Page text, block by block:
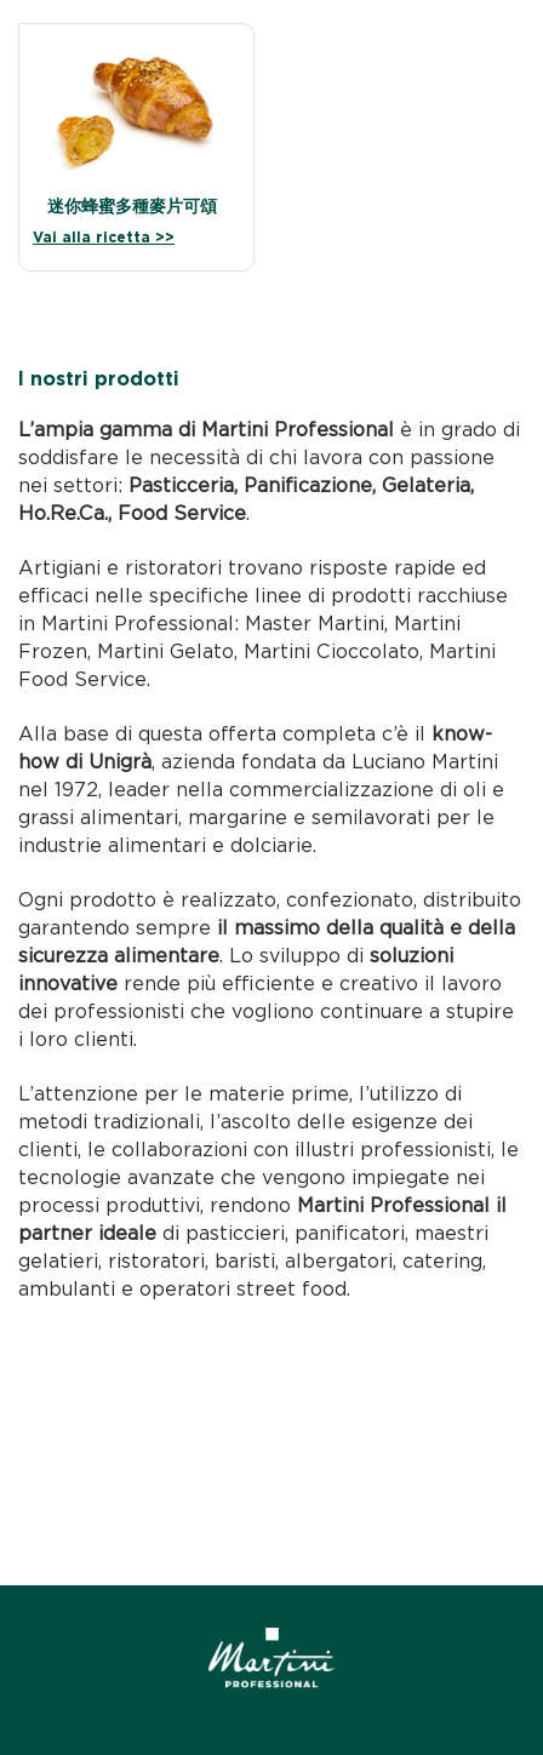
迷你蜂蜜多種麥片可頌
Vai alla ricetta >>
I nostri prodotti
L’ampia gamma di Martini Professional è in grado di
soddisfare le necessità di chi lavora con passione
nei settori: Pasticceria, Panificazione, Gelateria,
Ho.Re.Ca., Food Service.
Artigiani e ristoratori trovano risposte rapide ed
efficaci nelle specifiche linee di prodotti racchiuse
in Martini Professional: Master Martini, Martini
Frozen, Martini Gelato, Martini Cioccolato, Martini
Food Service.
Alla base di questa offerta completa c’è il know-
how di Unigrà, azienda fondata da Luciano Martini
nel 1972, leader nella commercializzazione di oli e
grassi alimentari, margarine e semilavorati per le
industrie alimentari e dolciarie.
Ogni prodotto è realizzato, confezionato, distribuito
garantendo sempre il massimo della qualità e della
sicurezza alimentare. Lo sviluppo disoluzioni
innovative rende più efficiente e creativo il lavoro
dei professionisti che vogliono continuare a stupire
i loro clienti.
L’attenzione per le materie prime, l’utilizzo di
metodi tradizionali, l’ascolto delle esigenze dei
clienti, le collaborazioni con illustri professionisti, le
tecnologie avanzate che vengono impiegate nei
processi produttivi, rendono Martini Professional il
partner ideale di pasticcieri, panificatori, maestri
gelatieri, ristoratori, baristi, albergatori, catering,
ambulanti e operatori street food.